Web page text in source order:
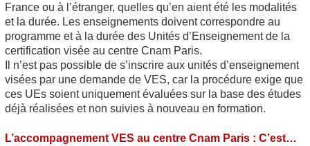
France ou à l’étranger, quelles qu’en aient été les modalités
et la durée. Les enseignements doivent correspondre au
programme et à la durée des Unités d’Enseignement de la
certification visée au centre Cnam Paris.
Il n’est pas possible de s’inscrire aux unités d’enseignement
visées par une demande de VES, car la procédure exige que
ces UEs soient uniquement évaluées sur la base des études
déjà réalisées et non suivies à nouveau en formation.
L’accompagnement VES au centre Cnam Paris : C’est…